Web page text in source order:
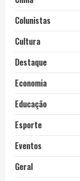
Colunistas
Cultura
Destaque
Economia
Educação
Esporte
Eventos
Geral